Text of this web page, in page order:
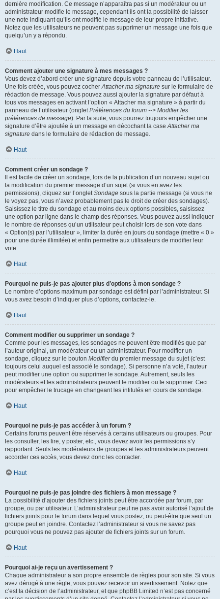
dernière modification. Ce message n’apparaîtra pas si un modérateur ou un
administrateur modifie le message, cependant ils ont la possibilité de laisser
une note indiquant qu’ils ont modifié le message de leur propre initiative.
Notez que les utilisateurs ne peuvent pas supprimer un message une fois que
quelqu’un y a répondu.
Haut
Comment ajouter une signature à mes messages ?
Vous devez d’abord créer une signature depuis votre panneau de l’utilisateur.
Une fois créée, vous pouvez cocherAttacher ma signature sur le formulaire de
rédaction de message. Vous pouvez aussi ajouter la signature par défaut à
tous vos messages en activant l’option « Attacher ma signature » à partir du
panneau de l’utilisateur (ongletPréférences du forum --> Modifier les
préférences de message). Par la suite, vous pourrez toujours empêcher une
signature d’être ajoutée à un message en décochant la caseAttacher ma
signature dans le formulaire de rédaction de message.
Haut
Comment créer un sondage ?
Il est facile de créer un sondage, lors de la publication d’un nouveau sujet ou
la modification du premier message d’un sujet (si vous en avez les
permissions), cliquez sur l’ongletSondage sous la partie message (si vous ne
le voyez pas, vous n’avez probablement pas le droit de créer des sondages).
Saisissez le titre du sondage et au moins deux options possibles, saisissez
une option par ligne dans le champ des réponses. Vous pouvez aussi indiquer
le nombre de réponses qu’un utilisateur peut choisir lors de son vote dans
« Option(s) par l’utilisateur », limiter la durée en jours du sondage (mettre « 0 »
pour une durée illimitée) et enfin permettre aux utilisateurs de modifier leur
vote.
Haut
Pourquoi ne puis-je pas ajouter plus d’options à mon sondage ?
Le nombre d’options maximum par sondage est défini par l’administrateur. Si
vous avez besoin d’indiquer plus d’options, contactez-le.
Haut
Comment modifier ou supprimer un sondage ?
Comme pour les messages, les sondages ne peuvent être modifiés que par
l’auteur original, un modérateur ou un administrateur. Pour modifier un
sondage, cliquez sur le bouton Modifierdu premier message du sujet (c’est
toujours celui auquel est associé le sondage). Si personne n’a voté, l’auteur
peut modifier une option ou supprimer le sondage. Autrement, seuls les
modérateurs et les administrateurs peuvent le modifier ou le supprimer. Ceci
pour empêcher le trucage en changeant les intitulés en cours de sondage.
Haut
Pourquoi ne puis-je pas accéder à un forum ?
Certains forums peuvent être réservés à certains utilisateurs ou groupes. Pour
les consulter, les lire, y poster, etc., vous devez avoir les permissions s’y
rapportant. Seuls les modérateurs de groupes et les administrateurs peuvent
accorder ces accès, vous devez donc les contacter.
Haut
Pourquoi ne puis-je pas joindre des fichiers à mon message ?
La possibilité d’ajouter des fichiers joints peut être accordée par forum, par
groupe, ou par utilisateur. L’administrateur peut ne pas avoir autorisé l’ajout de
fichiers joints pour le forum dans lequel vous postez, ou peut-être que seul un
groupe peut en joindre. Contactez l’administrateur si vous ne savez pas
pourquoi vous ne pouvez pas ajouter de fichiers joints sur un forum.
Haut
Pourquoi ai-je reçu un avertissement ?
Chaque administrateur a son propre ensemble de règles pour son site. Si vous
avez dérogé à une règle, vous pouvez recevoir un avertissement. Notez que
c’est la décision de l’administrateur, et que phpBB Limited n’est pas concerné